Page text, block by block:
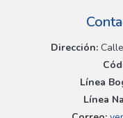
Dirección:Calle
Línea
Línea